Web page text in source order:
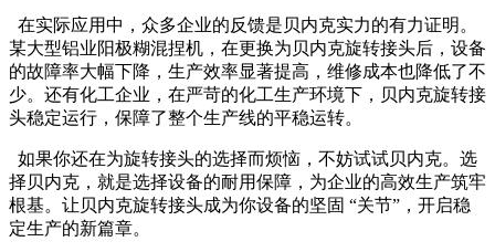
在实际应用中，众多企业的反馈是贝内克实力的有力证明。
某大型铝业阳极糊混捏机，在更换为贝内克旋转接头后，设备
的故障率大幅下降，生产效率显著提高，维修成本也降低了不
少。还有化工企业，在严苛的化工生产环境下，贝内克旋转接
头稳定运行，保障了整个生产线的平稳运转。
如果你还在为旋转接头的选择而烦恼，不妨试试贝内克。选
择贝内克，就是选择设备的耐用保障，为企业的高效生产筑牢
根基。让贝内克旋转接头成为你设备的坚固 “关节”，开启稳
定生产的新篇章。